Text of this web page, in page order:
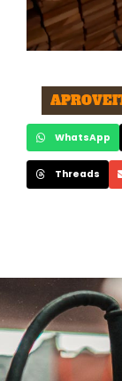
APROVEITE
WhatsApp
Threads